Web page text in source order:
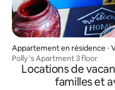
Appartement en résidence ⋅
Polly 's Apartment 3 floor
Locations de
familles et